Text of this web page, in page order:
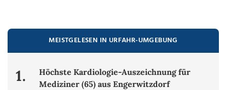
MEISTGELESEN IN URFAHR-UMGEBUNG
1.
Höchste Kardiologie-Auszeichnung für
Mediziner (65) aus Engerwitzdorf